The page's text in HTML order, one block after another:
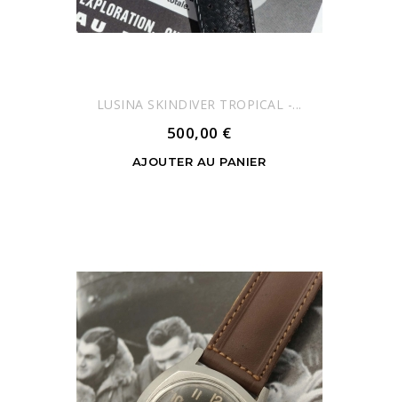
LUSINA SKINDIVER TROPICAL -...
500,00 €
AJOUTER AU PANIER